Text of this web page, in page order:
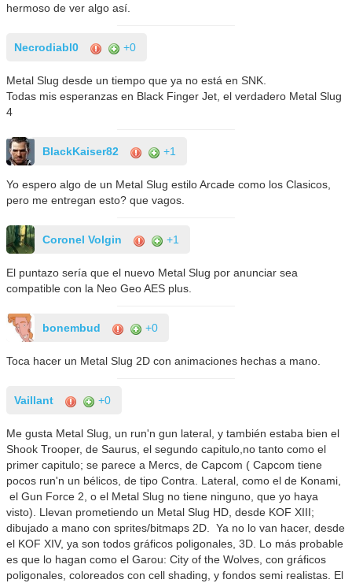
hermoso de ver algo así.
Necrodiabl0 +0
Metal Slug desde un tiempo que ya no está en SNK.
Todas mis esperanzas en Black Finger Jet, el verdadero Metal Slug
4
BlackKaiser82 +1
Yo espero algo de un Metal Slug estilo Arcade como los Clasicos,
pero me entregan esto? que vagos.
Coronel Volgin +1
El puntazo sería que el nuevo Metal Slug por anunciar sea
compatible con la Neo Geo AES plus.
bonembud +0
Toca hacer un Metal Slug 2D con animaciones hechas a mano.
Vaillant +0
Me gusta Metal Slug, un run'n gun lateral, y también estaba bien el
Shook Trooper, de Saurus, el segundo capitulo,no tanto como el
primer capitulo; se parece a Mercs, de Capcom ( Capcom tiene
pocos run'n un bélicos, de tipo Contra. Lateral, como el de Konami,
el Gun Force 2, o el Metal Slug no tiene ninguno, que yo haya
visto). Llevan prometiendo un Metal Slug HD, desde KOF XIII;
dibujado a mano con sprites/bitmaps 2D. Ya no lo van hacer, desde
el KOF XIV, ya son todos gráficos poligonales, 3D. Lo más probable
es que lo hagan como el Garou: City of the Wolves, con gráficos
poligonales, coloreados con cell shading, y fondos semi realistas. El